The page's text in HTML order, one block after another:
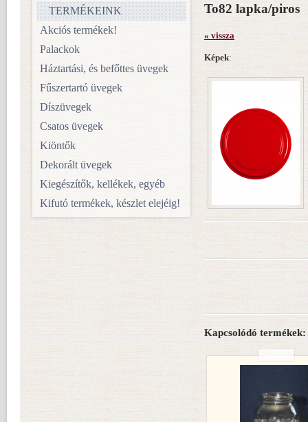
TERMÉKEINK
Akciós termékek!
Palackok
Háztartási, és befőttes üvegek
Fűszertartó üvegek
Díszüvegek
Csatos üvegek
Kiöntők
Dekorált üvegek
Kiegészítők, kellékek, egyéb
Kifutó termékek, készlet elejéig!
To82 lapka/piros
« vissza
Képek:
Kapcsolódó termékek: